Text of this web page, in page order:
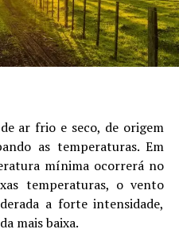
ar frio e seco, de origem
as temperaturas. Em
mínima ocorrerá no
temperaturas, o vento
a forte intensidade,
mais baixa.